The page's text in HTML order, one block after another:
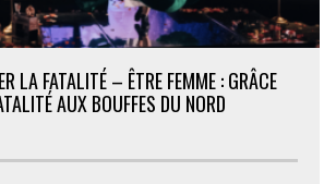
LA FATALITÉ – ÊTRE FEMME : GRÂCE
AUX BOUFFES DU NORD